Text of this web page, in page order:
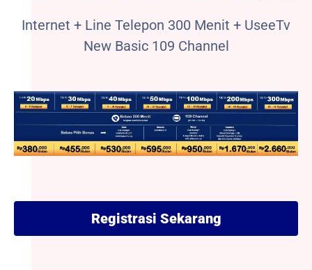
Internet + Line Telepon 300 Menit + UseeTv
New Basic 109 Channel
Registrasi Sekarang